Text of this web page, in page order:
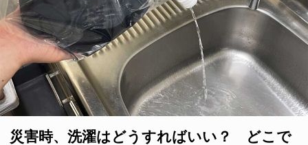
災害時、洗濯はどうすればいい？ どこで